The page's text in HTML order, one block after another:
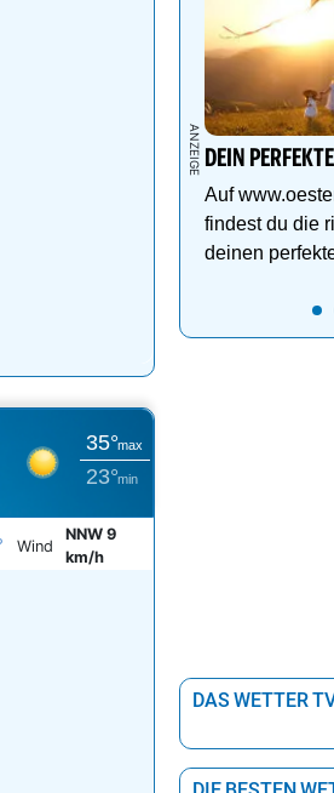
35°max
23°min
Wind
NNW 9
km/h
DEIN
Auf
findest du die
deinen
DAS WETTER